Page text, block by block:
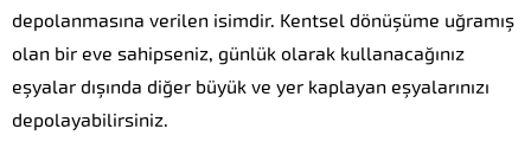
depolanmasına verilen isimdir. Kentsel dönüşüme uğramış
olan bir eve sahipseniz, günlük olarak kullanacağınız
eşyalar dışında diğer büyük ve yer kaplayan eşyalarınızı
depolayabilirsiniz.